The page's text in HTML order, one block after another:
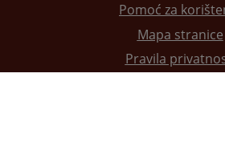
Pomoć za
Mapa stranice
Pravila